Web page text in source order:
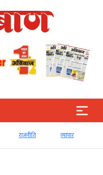
राजनीति व्‍यापार